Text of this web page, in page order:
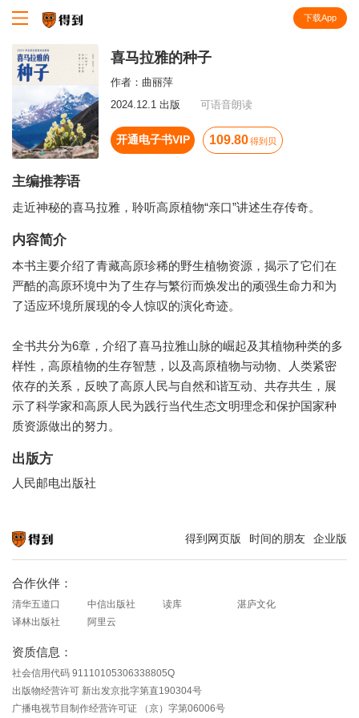
下载App
喜马拉雅的种子
作者： 曲丽萍
2024.12.1 出版
可语音朗读
开通电子书VIP 109.80 得到贝
主编推荐语
走近神秘的喜马拉雅，聆听高原植物“亲口”讲述生存传奇。
内容简介
本书主要介绍了青藏高原珍稀的野生植物资源，揭示了它们在
严酷的高原环境中为了生存与繁衍而焕发出的顽强生命力和为
了适应环境所展现的令人惊叹的演化奇迹。
全书共分为6章，介绍了喜马拉雅山脉的崛起及其植物种类的多
样性，高原植物的生存智慧，以及高原植物与动物、人类紧密
依存的关系，反映了高原人民与自然和谐互动、共存共生，展
示了科学家和高原人民为践行当代生态文明理念和保护国家种
质资源做出的努力。
出版方
人民邮电出版社
得到网页版 时间的朋友 企业版
合作伙伴：
清华五道口 中信出版社 读库
湛庐文化
译林出版社
阿里云
资质信息：
社会信用代码 91110105306338805Q
出版物经营许可 新出发京批字第直190304号
广播电视节目制作经营许可证 （京）字第06006号